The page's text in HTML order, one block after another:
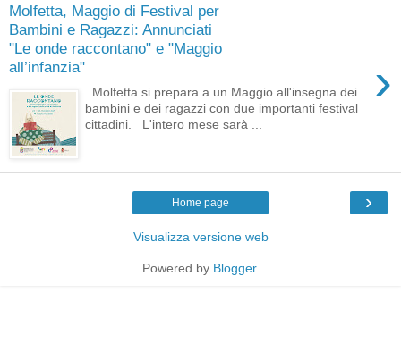
Molfetta, Maggio di Festival per
Bambini e Ragazzi: Annunciati
"Le onde raccontano" e "Maggio
all’infanzia"
›
Molfetta si prepara a un Maggio all'insegna dei
bambini e dei ragazzi con due importanti festival
cittadini. L'intero mese sarà ...
›
Home page
Visualizza versione web
Powered by Blogger.